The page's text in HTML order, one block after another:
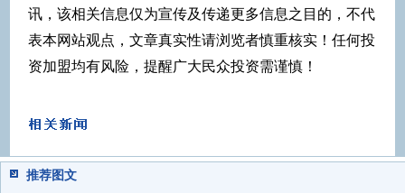
讯，该相关信息仅为宣传及传递更多信息之目的，不代
表本网站观点，文章真实性请浏览者慎重核实！任何投
资加盟均有风险，提醒广大民众投资需谨慎！
推荐图文